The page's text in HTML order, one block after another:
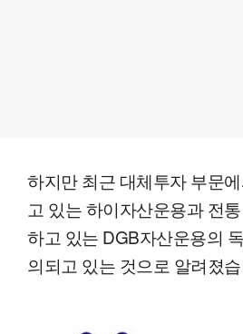
하지만 최근 대체투자 부문
고 있는 하이자산운용과 전
하고 있는 DGB자산운용의
의되고 있는 것으로 알려졌